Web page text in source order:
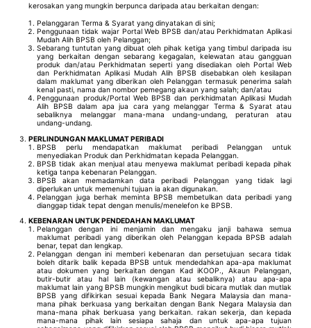
kerosakan yang mungkin berpunca daripada atau berkaitan dengan:
Pelanggaran Terma & Syarat yang dinyatakan di sini;
Penggunaan tidak wajar Portal Web BPSB dan/atau Perkhidmatan Aplikasi
Mudah Alih BPSB oleh Pelanggan;
Sebarang tuntutan yang dibuat oleh pihak ketiga yang timbul daripada isu
yang berkaitan dengan sebarang kegagalan, kelewatan atau gangguan
produk dan/atau Perkhidmatan seperti yang disediakan oleh Portal Web
dan Perkhidmatan Aplikasi Mudah Alih BPSB disebabkan oleh kesilapan
dalam maklumat yang diberikan oleh Pelanggan termasuk penerima salah
kenal pasti, nama dan nombor pemegang akaun yang salah; dan/atau
Penggunaan produk/Portal Web BPSB dan perkhidmatan Aplikasi Mudah
Alih BPSB dalam apa jua cara yang melanggar Terma & Syarat atau
sebaliknya melanggar mana-mana undang-undang, peraturan atau
undang-undang.
PERLINDUNGAN MAKLUMAT PERIBADI
BPSB perlu mendapatkan maklumat peribadi Pelanggan untuk
menyediakan Produk dan Perkhidmatan kepada Pelanggan.
BPSB tidak akan menjual atau menyewa maklumat peribadi kepada pihak
ketiga tanpa kebenaran Pelanggan.
BPSB akan memadamkan data peribadi Pelanggan yang tidak lagi
diperlukan untuk memenuhi tujuan ia akan digunakan.
Pelanggan juga berhak meminta BPSB membetulkan data peribadi yang
dianggap tidak tepat dengan menulis/menelefon ke BPSB.
KEBENARAN UNTUK PENDEDAHAN MAKLUMAT
Pelanggan dengan ini menjamin dan mengaku janji bahawa semua
maklumat peribadi yang diberikan oleh Pelanggan kepada BPSB adalah
benar, tepat dan lengkap.
Pelanggan dengan ini memberi kebenaran dan persetujuan secara tidak
boleh ditarik balik kepada BPSB untuk mendedahkan apa-apa maklumat
atau dokumen yang berkaitan dengan Kad iKOOP., Akaun Pelanggan,
butir-butir atau hal lain (kewangan atau sebaliknya) atau apa-apa
maklumat lain yang BPSB mungkin mengikut budi bicara mutlak dan mutlak
BPSB yang difikirkan sesuai kepada Bank Negara Malaysia dan mana-
mana pihak berkuasa yang berkaitan dengan Bank Negara Malaysia dan
mana-mana pihak berkuasa yang berkaitan. rakan sekerja, dan kepada
mana-mana pihak lain sesiapa sahaja dan untuk apa-apa tujuan